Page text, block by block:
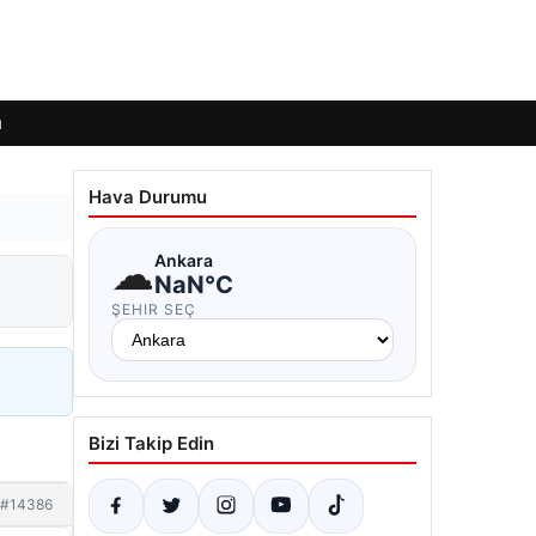
#14386
Hava Durumu
☁Ankara
NaN°C
ŞEHIR SEÇ
Bizi Takip Edin